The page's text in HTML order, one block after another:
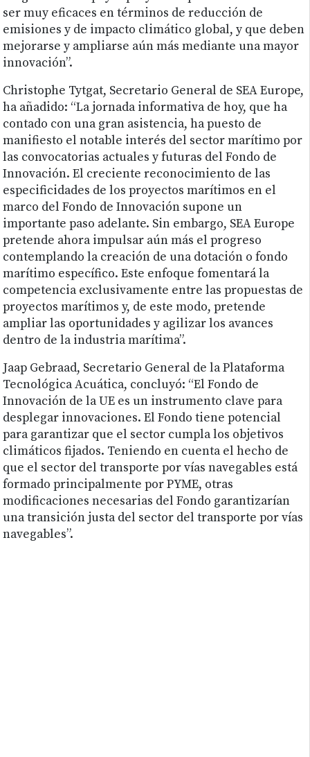
ser muy eficaces en términos de reducción de
emisiones y de impacto climático global, y que deben
mejorarse y ampliarse aún más mediante una mayor
innovación”.
Christophe Tytgat, Secretario General de SEA Europe,
ha añadido: “La jornada informativa de hoy, que ha
contado con una gran asistencia, ha puesto de
manifiesto el notable interés del sector marítimo por
las convocatorias actuales y futuras del Fondo de
Innovación. El creciente reconocimiento de las
especificidades de los proyectos marítimos en el
marco del Fondo de Innovación supone un
importante paso adelante. Sin embargo, SEA Europe
pretende ahora impulsar aún más el progreso
contemplando la creación de una dotación o fondo
marítimo específico. Este enfoque fomentará la
competencia exclusivamente entre las propuestas de
proyectos marítimos y, de este modo, pretende
ampliar las oportunidades y agilizar los avances
dentro de la industria marítima”.
Jaap Gebraad, Secretario General de la Plataforma
Tecnológica Acuática, concluyó: “El Fondo de
Innovación de la UE es un instrumento clave para
desplegar innovaciones. El Fondo tiene potencial
para garantizar que el sector cumpla los objetivos
climáticos fijados. Teniendo en cuenta el hecho de
que el sector del transporte por vías navegables está
formado principalmente por PYME, otras
modificaciones necesarias del Fondo garantizarían
una transición justa del sector del transporte por vías
navegables”.